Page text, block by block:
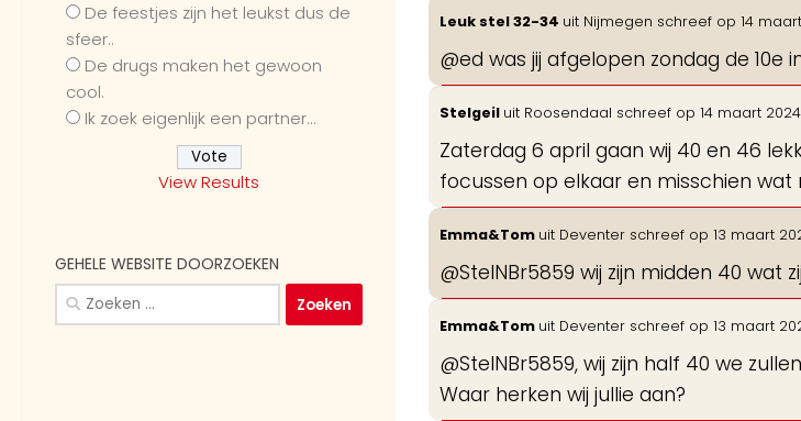
Leuk stel 32-34 uit Nijmegen schreef op 14
@ed was jij afgelopen zondag de
Stelgeil uit Roosendaal schreef op 14 maart 2024
Zaterdag 6 april gaan wij 40 en 46
focussen op elkaar en misschien wat
Emma&Tom uit Deventer schreef op 13 maart
@StelNBr5859 wij zijn midden 40 wat
Emma&Tom uit Deventer schreef op 13 maart
@StelNBr5859, wij zijn half 40 we
Waar herken wij jullie aan?
De feestjes zijn het leukst dus de
sfeer..
De drugs maken het gewoon
cool.
Ik zoek eigenlijk een partner...
View Results
GEHELE WEBSITE DOORZOEKEN
Zoeken
naar: